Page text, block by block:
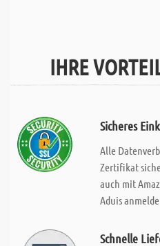
IHRE
Sicheres
Alle
Zertifikat
auch mit
Aduis
Schnelle